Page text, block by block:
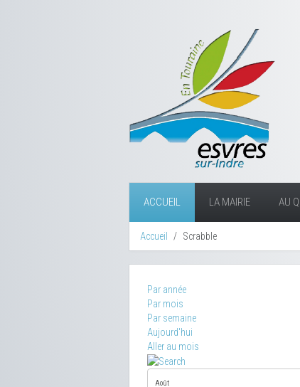
ACCUEIL LA MAIRIE AU
Accueil Scrabble
Par année
Par mois
Par semaine
Aujourd'hui
Aller au mois